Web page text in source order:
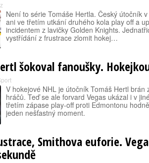
Není to série Tomáše Hertla. Český útočník
ani ve třetím utkání druhého kola play off a
incidentem z lavičky Golden Knights.
vystřídání z frustrace zlomit hokej…
šokoval fanoušky.
V hokejové NHL je útočník Tomáš Hertl brán
hráčů. Teď se ale forvard Vegas ukázal i v
třetím zápase play-off proti Edmontonu
jeden nešťastný moment.
Smithova euforie.